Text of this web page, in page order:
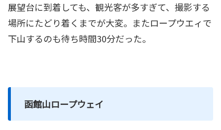
展望台に到着しても、観光客が多すぎて、撮影する
場所にたどり着くまでが大変。またロープウエィで
下山するのも待ち時間30分だった。
函館山ロープウェイ